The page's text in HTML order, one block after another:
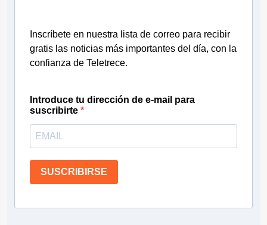
Inscríbete en nuestra lista de correo para recibir
gratis las noticias más importantes del día, con la
confianza de Teletrece.
Introduce tu dirección de e-mail para
suscribirte
SUSCRIBIRSE